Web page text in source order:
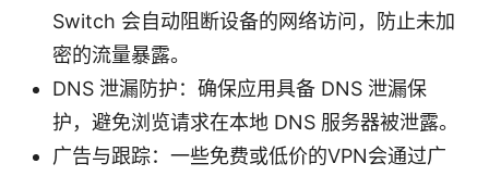
Switch 会自动阻断设备的网络访问，防止未加
密的流量暴露。
DNS 泄漏防护：确保应用具备 DNS 泄漏保
护，避免浏览请求在本地 DNS 服务器被泄露。
广告与跟踪：一些免费或低价的VPN会通过广